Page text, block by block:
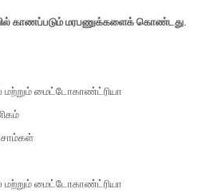
காணப்படும் மரபணுக்களைக் கொண்டது.
மைட்டோகாண்ட்ரியா
மைட்டோகாண்ட்ரியா